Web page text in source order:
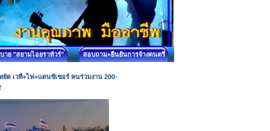
าย "สยามไอยราทัวร์" สอบถาม+ยืนยันการจ้างดนตรี
ด เวที+ไฟ+แดนซ์เซอร์ คนร่วมงาน 200-